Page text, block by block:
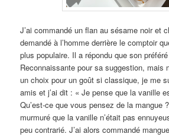
J’ai commandé un flan au sésame noir et
demandé à l’homme derrière le comptoir
plus populaire. Il a répondu que son
Reconnaissante pour sa suggestion, mais
un choix pour un goût si classique, je me
amis et j’ai dit : « Je pense que la vanille
Qu’est-ce que vous pensez de la mangue
murmuré que la vanille n’était pas
peu contrarié. J’ai alors commandé